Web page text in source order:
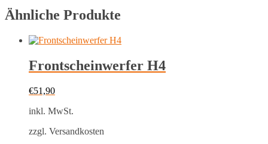
Ähnliche Produkte
Frontscheinwerfer H4
€51,90
inkl. MwSt.
zzgl. Versandkosten